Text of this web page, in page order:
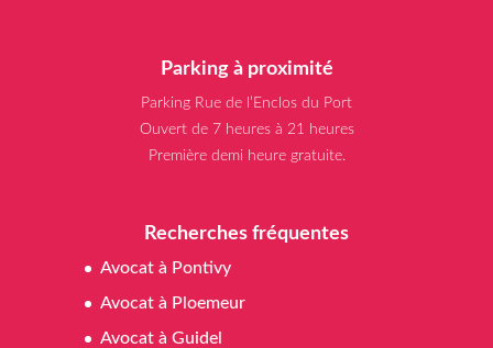
Parking à proximité
Parking Rue de l’Enclos du Port
Ouvert de 7 heures à 21 heures
Première demi heure gratuite.
Recherches fréquentes
Avocat à Pontivy
Avocat à Ploemeur
Avocat à Guidel